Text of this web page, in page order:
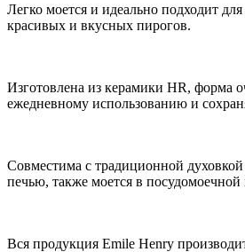
Легко моется и идеально подходит
красивых и вкусных пирогов.
Изготовлена из керамики HR, форма
ежедневному использованию и
Совместима с традиционной
печью, также моется в
Вся продукция Emile Henry